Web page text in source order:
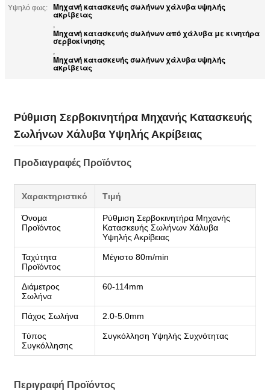
Υψηλό φως:
Μηχανή κατασκευής σωλήνων χάλυβα υψηλής
ακρίβειας
,
Μηχανή κατασκευής σωλήνων από χάλυβα με κινητήρα
σερβοκίνησης
,
Μηχανή κατασκευής σωλήνων χάλυβα υψηλής
ακρίβειας
Ρύθμιση Σερβοκινητήρα Μηχανής Κατασκευής
Σωλήνων Χάλυβα Υψηλής Ακρίβειας
Προδιαγραφές Προϊόντος
Χαρακτηριστικό Τιμή
Όνομα
Προϊόντος
Ρύθμιση Σερβοκινητήρα Μηχανής
Κατασκευής Σωλήνων Χάλυβα
Υψηλής Ακρίβειας
Ταχύτητα
Προϊόντος
Μέγιστο 80m/min
Διάμετρος
Σωλήνα
60-114mm
Πάχος Σωλήνα 2.0-5.0mm
Τύπος
Συγκόλλησης
Συγκόλληση Υψηλής Συχνότητας
Περιγραφή Προϊόντος